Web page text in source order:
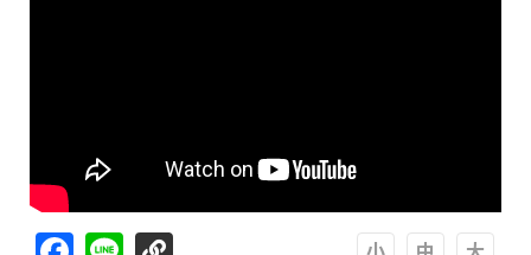
Facebook
Line